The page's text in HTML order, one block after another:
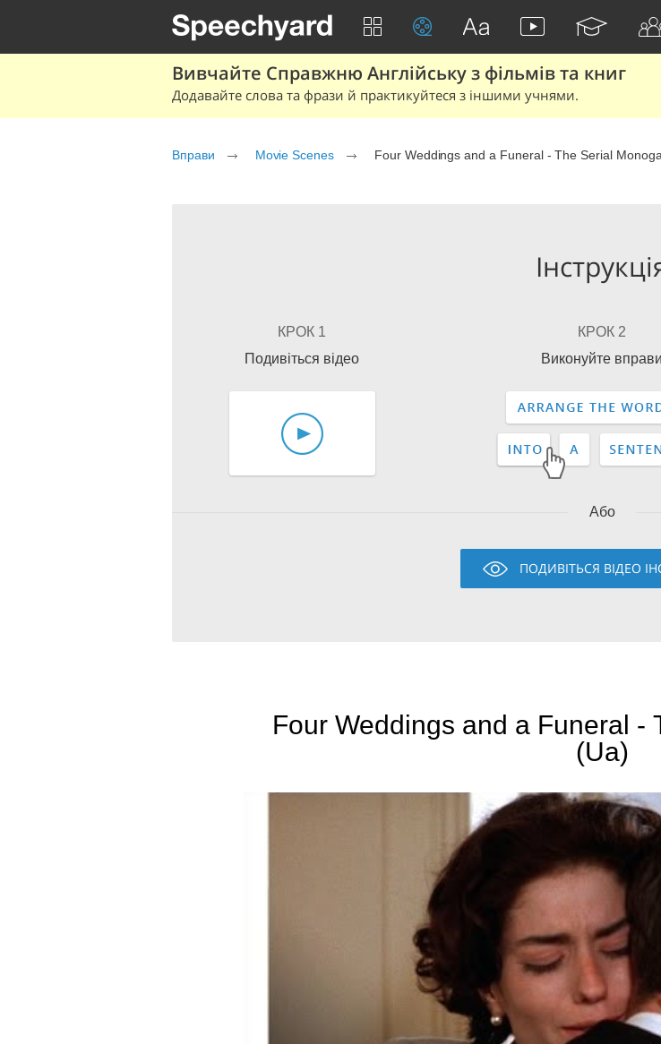
Вивчайте Справжню Англійську з фільмів та книг
Додавайте слова та фрази й практикуйтеся з іншими учнями.
Вправи Movie Scenes Four Weddings and a Funeral - The Serial
КРОК 1
Подивіться відео
КРОК 2
Виконуйте вправи
Або
ПОДИВІТЬСЯ ВІДЕО
Four Weddings and a Funeral -
(Ua)